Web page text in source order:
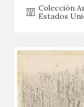
Colección
Estados